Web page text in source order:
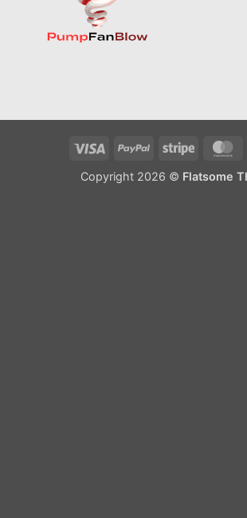
Visa PayPal Stripe
Copyright 2026 © Flatsome